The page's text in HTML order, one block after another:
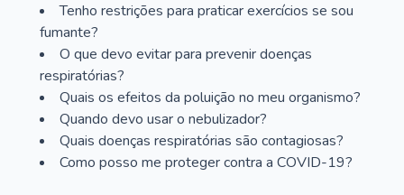
Tenho restrições para praticar exercícios se sou
fumante?
O que devo evitar para prevenir doenças
respiratórias?
Quais os efeitos da poluição no meu organismo?
Quando devo usar o nebulizador?
Quais doenças respiratórias são contagiosas?
Como posso me proteger contra a COVID-19?